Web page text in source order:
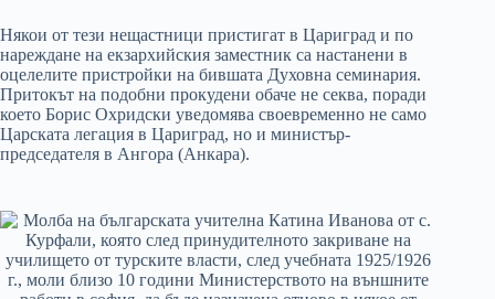
Някои от тези нещастници пристигат в Цариград и по
нареждане на екзархийския заместник са настанени в
оцелелите пристройки на бившата Духовна семинария.
Притокът на подобни прокудени обаче не секва, поради
което Борис Охридски уведомява своевременно не само
Царската легация в Цариград, но и министър-
председателя в Ангора (Анкара).